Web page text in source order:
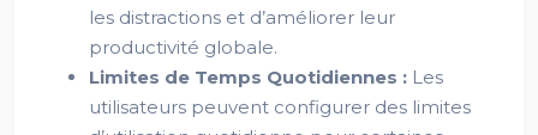
les distractions et d’améliorer leur
productivité globale.
Limites de Temps Quotidiennes : Les
utilisateurs peuvent configurer des limites